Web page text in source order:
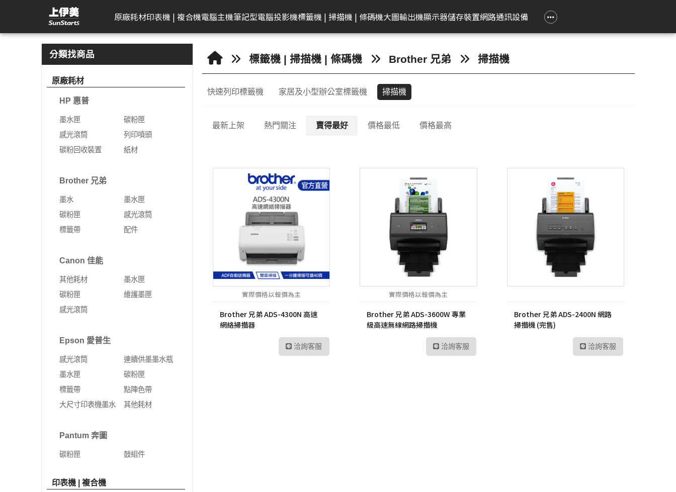
掃描機 | 上伊美辦公用品網 企業大宗採購專區企業禮贈品採購專區
原廠耗材
感光滾筒
列印噴頭
Brother 兄弟
墨水
墨水匣
感光滾筒
配件
Canon 佳能
其他耗材
墨水匣
維護墨匣
Epson 愛普生
感光滾筒
連續供墨墨水瓶
碳粉匣
點陣色帶
大尺寸印表機墨水
Pantum 奔圖
碳粉匣
印表機 | 複合機
HP 惠普
DeskJet
Color Laser
Color LaserJet Pro
Color LaserJet
Enterprise
LaserJet Pro
LaserJet Enterprise
OfficeJet Pro
Brother 兄弟
彩色雷射印表機/複合
機
Canon 佳能
彩色噴墨印表機
雷射多功能複合機
雷射印表機
Epson 愛普生
雷射印表機
噴墨印表機
免加熱微噴影印機
存摺印錄機
連續報表紙印表機
微型印表機
PRINTEC 暉達
黑白雷射印表機
Fujifilm 富士軟片
印表機
多功能事務機
黑白多功能複合機
電腦主機
工作站繪圖卡
HP 惠普
Leadtek 麗臺
Lenovo 聯想
ASUS 華碩
迷你電腦
ECS 精強
ACER 宏碁
電腦零件組
AMD 美商超微
桌上型主機
DELL 戴爾
HP 惠普
ASUS 華碩
MSI 微星
GIGABYTE 技嘉
Acer 宏碁
精簡型電腦
ASUS 華碩
Leadtek 麗臺
Supermicro 美超微
MSI 微星
DELL 戴爾
HP 惠普
Lenovo 聯想
筆記型電腦
gram
gram Pro
gram Pro 2in1
HP 惠普
OmniBook
OMEN
MSI 微星
筆電
電競掌機
Apple
MacBook Air
Acer 宏碁
Swift Go
Aspire Lite
Predator Helios Neo
投影機
Logitech 羅技
ACER 宏碁
投影機
LG
CineBeam
ProBeam
BenQ 明碁
投影機
Epson 愛普生
商務應用投影機
LightScene 雷射投影
旗艦雷射
標籤機 | 掃描機 | 條碼機
Kodak 柯達
掃描器
Epson 愛普生
標籤機
文件掃描器
可攜式掃描器
Canon 佳能
文件掃描器
平台式掃描器
Brother 兄弟
快速列印標籤機
家居及小型辦公室標籤
掃描機
HPRT 漢印
條碼標籤機
AIMO 愛墨
熱感應標籤機
大圖輸出機
Canon 佳能
24吋(A1 )
36-42吋(A0 )
60吋(1.5公尺)
Epson 愛普生
影像繪圖機
DesignJet
顯示器
DELL 戴爾
一般顯示器
曲面顯示器
遊戲專用顯示器
AeroTouch 富動
互動式顯示器
KATAI
顯示器周邊
MSI 微星
平面商務螢幕
亮麗旋轉螢幕
曲面螢幕
Philips 飛利浦
專業顯示器
Lenovo 聯想
工作用螢幕
ASUS 華碩
商務用螢幕
HP 惠普
HP顯示器
LG
Full HD & QHD螢幕
MyView智慧螢幕
UltraFine高畫質編輯
螢幕
UltraWide多工作業螢
UltraGear專業電競螢
儲存裝置
APACER 宇瞻
隨身碟
記憶卡
行動硬碟
SSD固態硬碟
TEAM 十銓
記憶體
記憶卡
隨身碟
Transcend 創見
內接式固態硬碟
外接式固態硬碟
隨身碟
行車紀錄器
密錄器
Gigastone 立達
固態硬碟
ASUS 華碩
SSD 固態硬碟
MSI 微星
外接式SSD固態硬碟
SSD固態硬碟
Kodak 柯達
電子相框
ADATA 威剛
外接式硬碟
隨身碟
記憶卡
工業用SSD
工業用隨身碟
網路通訊設備
D-Link 友訊
無網管型網路交換器
網管型交換器
10G網路交換器
智慧型無線網路基地台
智慧型網路交換器
光纖收發器
電源供應器
Zyxel 兆勤
次世代防火牆
VPN防火牆
無線網路
行動通訊室內訊號覆蓋
MSI 微星
Performance
Mainstream
Network Adapter
Edgecore 鈺登
無線基地台
交換器
TP-Link
無線網狀路由器
商用網路通訊設備
VIVITEK 麗訊
PCI-E 無線網卡
10G PCIe有線網路卡
藍芽
ExpertWIFI商用系列
無線路由器
Hytera 海能達對講機
數位雙模對講機
數位無線車載台
數位雙模中繼台
數位傳輸系統
TETRA數位對講機
HYT 專業無線電對講
網路交換器
Mercusys 水星
Mesh 網狀路由器
無線分享器
LTE 路由器
訊號延伸器
USB 無線網卡
交換器
PoE 供電交換器
分類找商品
原廠耗材
HP 惠普
墨水匣
碳粉匣
感光滾筒
列印噴頭
碳粉回收裝置
紙材
Brother 兄弟
墨水
墨水匣
碳粉匣
感光滾筒
標籤帶
配件
Canon 佳能
其他耗材
墨水匣
碳粉匣
維護墨匣
感光滾筒
Epson 愛普生
感光滾筒
連續供墨墨水瓶
墨水匣
碳粉匣
標籤帶
點陣色帶
大尺寸印表機墨水
其他耗材
Pantum 奔圖
碳粉匣 鼓組件
印表機 | 複合機
標籤機 | 掃描機 | 條碼機 Brother 兄弟 掃描機
快速列印標籤機 家居及小型辦公室標籤機 掃描機
最新上架 熱門關注 賣得最好 價格最低 價格最高
實際價格以報價為主
Brother 兄弟 ADS-4300N 高速
網絡掃描器
洽詢客服
實際價格以報價為主
Brother 兄弟 ADS-3600W 專業
級高速無線網路掃描機
洽詢客服
Brother 兄弟 ADS-2400N 網路
掃描機 (完售)
洽詢客服